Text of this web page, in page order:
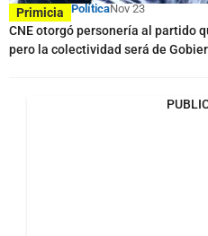
Primicia PolíticaNov 23
CNE otorgó personería al partido
pero la colectividad será de